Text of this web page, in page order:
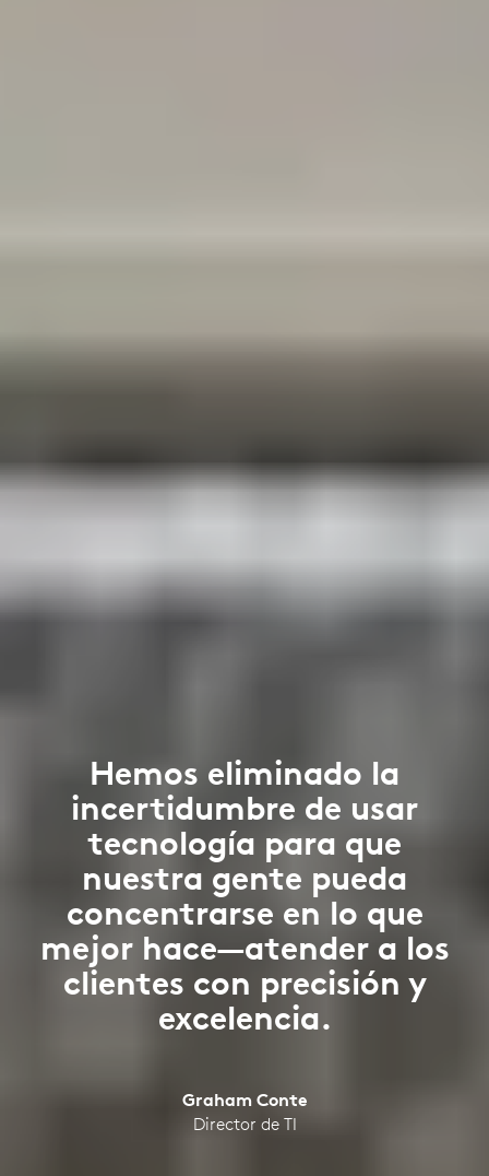
Hemos eliminado la
incertidumbre de usar
tecnología para que
nuestra gente pueda
concentrarse en lo que
mejor hace—atender a los
clientes con precisión y
excelencia.
Graham Conte
Director de TI